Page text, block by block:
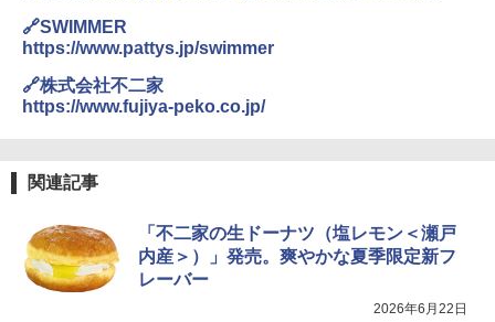
🔗SWIMMER
https://www.pattys.jp/swimmer
🔗株式会社不二家
https://www.fujiya-peko.co.jp/
関連記事
「不二家の生ドーナツ（塩レモン＜瀬戸
内産＞）」発売。爽やかな夏季限定新フ
レーバー
2026年6月22日